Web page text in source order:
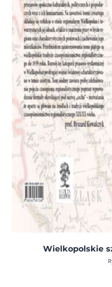
Wielkopolskie